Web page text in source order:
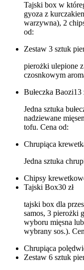
Tajski box w
gyoza z
warzywna), 2
od:
Zestaw 3 sztuk
pierożki ulepione
czosnkowym
Bułeczka Baozi13
Jedna sztuka
nadziewane
tofu. Cena od:
Chrupiąca
Jedna sztuka
Chipsy
Tajski Box30 zł
tajski box dla
samos, 3 pierożki
wyboru mięsna
wybrany sos.).
Chrupiąca
Zestaw 6 sztuk